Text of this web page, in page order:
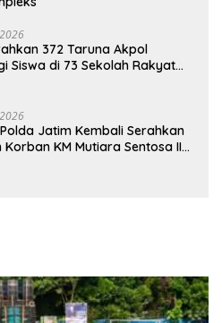
372 Taruna Akpol
Siswa di 73 Sekolah Rakyat
Jatim Kembali Serahkan
Korban KM Mutiara Sentosa II